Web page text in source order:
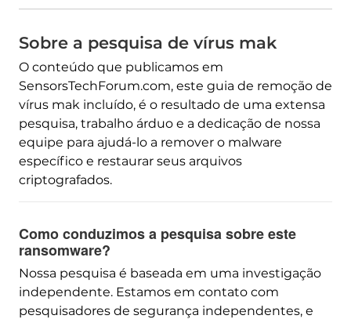
Sobre a pesquisa de vírus mak
O conteúdo que publicamos em
SensorsTechForum.com, este guia de remoção de
vírus mak incluído, é o resultado de uma extensa
pesquisa, trabalho árduo e a dedicação de nossa
equipe para ajudá-lo a remover o malware
específico e restaurar seus arquivos
criptografados.
Como conduzimos a pesquisa sobre este
ransomware?
Nossa pesquisa é baseada em uma investigação
independente. Estamos em contato com
pesquisadores de segurança independentes, e